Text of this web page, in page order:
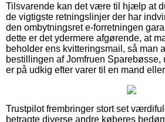
Tilsvarende kan det være til hjælp at
de vigtigste retningslinjer der har
den ombytningsret e-forretningen
dette er det ydermere afgørende, at
beholder ens kvitteringsmail, så man
bestillingen af Jomfruen Sparebøsse,
er på udkig efter varer til en mand
Trustpilot frembringer stort set
betragte diverse andre køberes